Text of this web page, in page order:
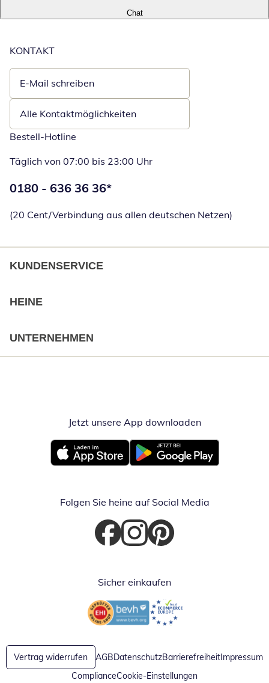
Chat
KONTAKT
E-Mail schreiben
Öffnet E-Mail-Client
Alle Kontaktmöglichkeiten
Bestell-Hotline
Täglich von 07:00 bis 23:00 Uhr
Telefonnummer:
0180 - 636 36 36*
(20 Cent/Verbindung aus allen deutschen Netzen)
KUNDENSERVICE
HEINE
UNTERNEHMEN
Jetzt unsere App downloadenÖffnet in
Öffnet in neuem FensterÖffnet in neuem Fenster
Folgen Sie heine auf Social Media
Öffnet in neuem Fenster
Öffnet in neuem Fenster
Öffnet in neuem Fenster
Sicher einkaufen
Öffnet in neuem FensterÖffnet in neuem Fenster
Vertrag widerrufen AGBDatenschutzBarrierefreiheitImpressum
ComplianceCookie-Einstellungen